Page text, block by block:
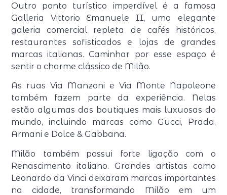
Outro ponto turístico imperdível é a famosa
Galleria Vittorio Emanuele II, uma elegante
galeria comercial repleta de cafés históricos,
restaurantes sofisticados e lojas de grandes
marcas italianas. Caminhar por esse espaço é
sentir o charme clássico de Milão.
As ruas Via Manzoni e Via Monte Napoleone
também fazem parte da experiência. Nelas
estão algumas das boutiques mais luxuosas do
mundo, incluindo marcas como Gucci, Prada,
Armani e Dolce & Gabbana.
Milão também possui forte ligação com o
Renascimento italiano. Grandes artistas como
Leonardo da Vinci deixaram marcas importantes
na cidade, transformando Milão em um